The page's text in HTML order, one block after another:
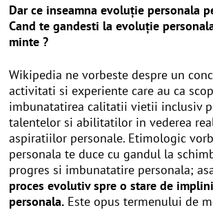
Dar ce inseamna evoluție personala
Cand te gandesti la evoluție
minte ?
Wikipedia ne vorbeste despre un
activitati si experiente care au ca
imbunatatirea calitatii vietii inclusiv
talentelor si abilitatilor in vederea
aspiratiilor personale. Etimologic
personala te duce cu gandul la
progres si imbunatatire personala;
proces evolutiv spre o stare de
personala. Este opus termenului de